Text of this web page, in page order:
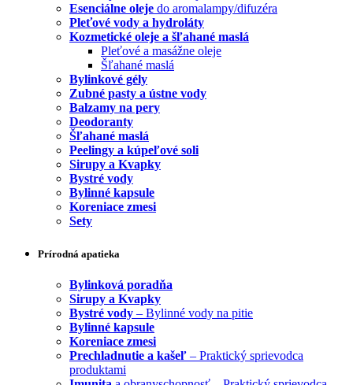
Esenciálne oleje do aromalampy/difuzéra
Pleťové vody a hydroláty
Kozmetické oleje a šľahané maslá
Pleťové a masážne oleje
Šľahané maslá
Bylinkové gély
Zubné pasty a ústne vody
Balzamy na pery
Deodoranty
Šľahané maslá
Peelingy a kúpeľové soli
Sirupy a Kvapky
Bystré vody
Bylinné kapsule
Koreniace zmesi
Sety
Prírodná apatieka
Bylinková poradňa
Sirupy a Kvapky
Bystré vody – Bylinné vody na pitie
Bylinné kapsule
Koreniace zmesi
Prechladnutie a kašeľ – Praktický sprievodca
produktami